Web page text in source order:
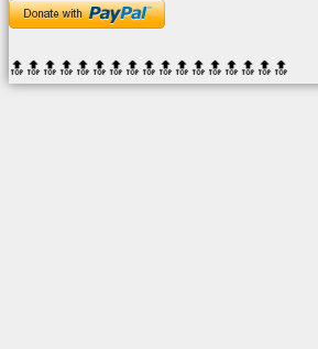
🔝🔝🔝🔝🔝🔝 🔝🔝🔝🔝🔝🔝 🔝🔝🔝🔝🔝